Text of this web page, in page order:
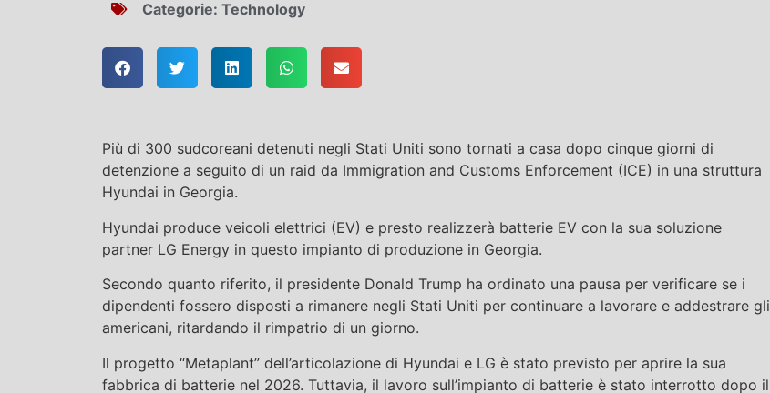
Categorie: Technology
Più di 300 sudcoreani detenuti negli Stati Uniti sono tornati a casa dopo cinque giorni di
detenzione a seguito di un raid da Immigration and Customs Enforcement (ICE) in una struttura
Hyundai in Georgia.
Hyundai produce veicoli elettrici (EV) e presto realizzerà batterie EV con la sua soluzione
partner LG Energy in questo impianto di produzione in Georgia.
Secondo quanto riferito, il presidente Donald Trump ha ordinato una pausa per verificare se i
dipendenti fossero disposti a rimanere negli Stati Uniti per continuare a lavorare e addestrare gli
americani, ritardando il rimpatrio di un giorno.
Il progetto “Metaplant” dell’articolazione di Hyundai e LG è stato previsto per aprire la sua
fabbrica di batterie nel 2026. Tuttavia, il lavoro sull’impianto di batterie è stato interrotto dopo il